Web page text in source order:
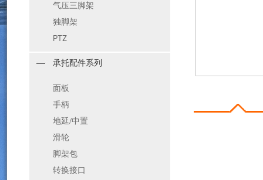
气压三脚架
独脚架
PTZ
承托配件系列
面板
手柄
地延/中置
滑轮
脚架包
转换接口